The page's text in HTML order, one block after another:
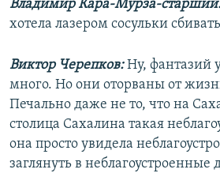
Владимир Кара-Мурза-
хотела лазером сосульки
Виктор Черепков:Ну, фантазий
много. Но они оторваны от
Печально даже не то, что на
столица Сахалина такая
она просто увидела
заглянуть в